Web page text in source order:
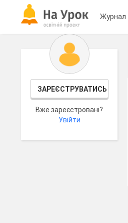
Журнал
ЗАРЕЄСТРУВАТИСЬ
Вже зареєстровані?
Увійти